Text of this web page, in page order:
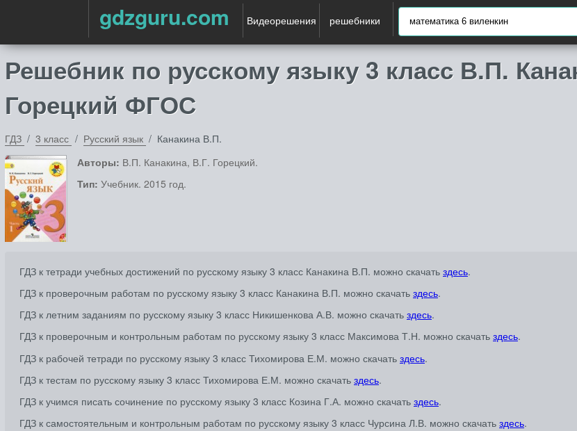
gdzguru.com Видеорешения решебники
Решебник по русскому языку 3 класс В.П.
Горецкий ФГОС
ГДЗ 3 класс Русский язык
Канакина В.П.
Авторы: В.П. Канакина, В.Г. Горецкий.
Тип: Учебник. 2015 год.
ГДЗ к тетради учебных достижений по русскому языку 3 класс Канакина В.П. можно скачать здесь.
ГДЗ к проверочным работам по русскому языку 3 класс Канакина В.П. можно скачать здесь.
ГДЗ к летним заданиям по русскому языку 3 класс Никишенкова А.В. можно скачать здесь.
ГДЗ к проверочным и контрольным работам по русскому языку 3 класс Максимова Т.Н. можно скачать здесь.
ГДЗ к рабочей тетради по русскому языку 3 класс Тихомирова Е.М. можно скачать здесь.
ГДЗ к тестам по русскому языку 3 класс Тихомирова Е.М. можно скачать здесь.
ГДЗ к учимся писать сочинение по русскому языку 3 класс Козина Г.А. можно скачать здесь.
ГДЗ к самостоятельным и контрольным работам по русскому языку 3 класс Чурсина Л.В. можно скачать здесь.